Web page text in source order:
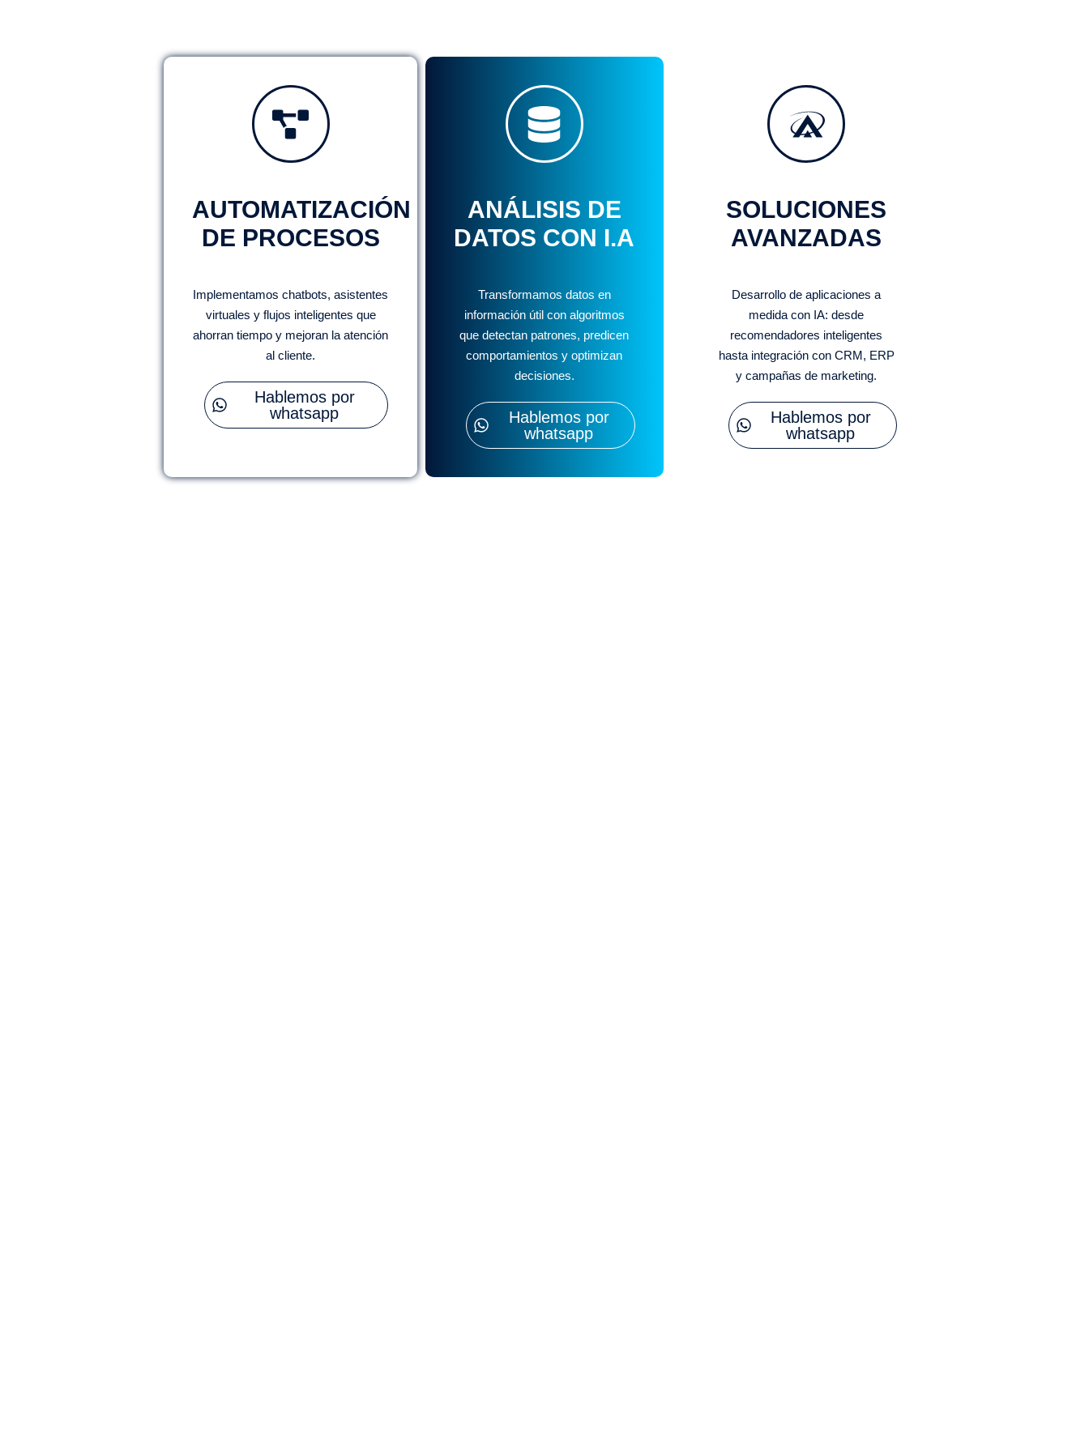
AUTOMATIZACIÓN
DE PROCESOS
Implementamos chatbots, asistentes
virtuales y flujos inteligentes que
ahorran tiempo y mejoran la atención
al cliente.
Hablemos por
whatsapp
ANÁLISIS DE
DATOS CON I.A
Transformamos datos en
información útil con algoritmos
que detectan patrones, predicen
comportamientos y optimizan
decisiones.
Hablemos por
whatsapp
SOLUCIONES
AVANZADAS
Desarrollo de aplicaciones a
medida con IA: desde
recomendadores inteligentes
hasta integración con CRM, ERP
y campañas de marketing.
Hablemos por
whatsapp